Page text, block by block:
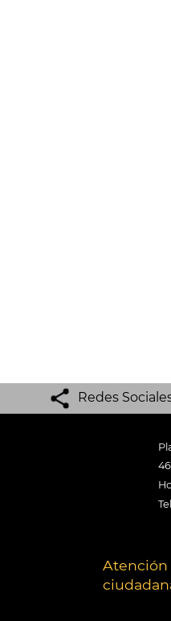
Redes
Atención